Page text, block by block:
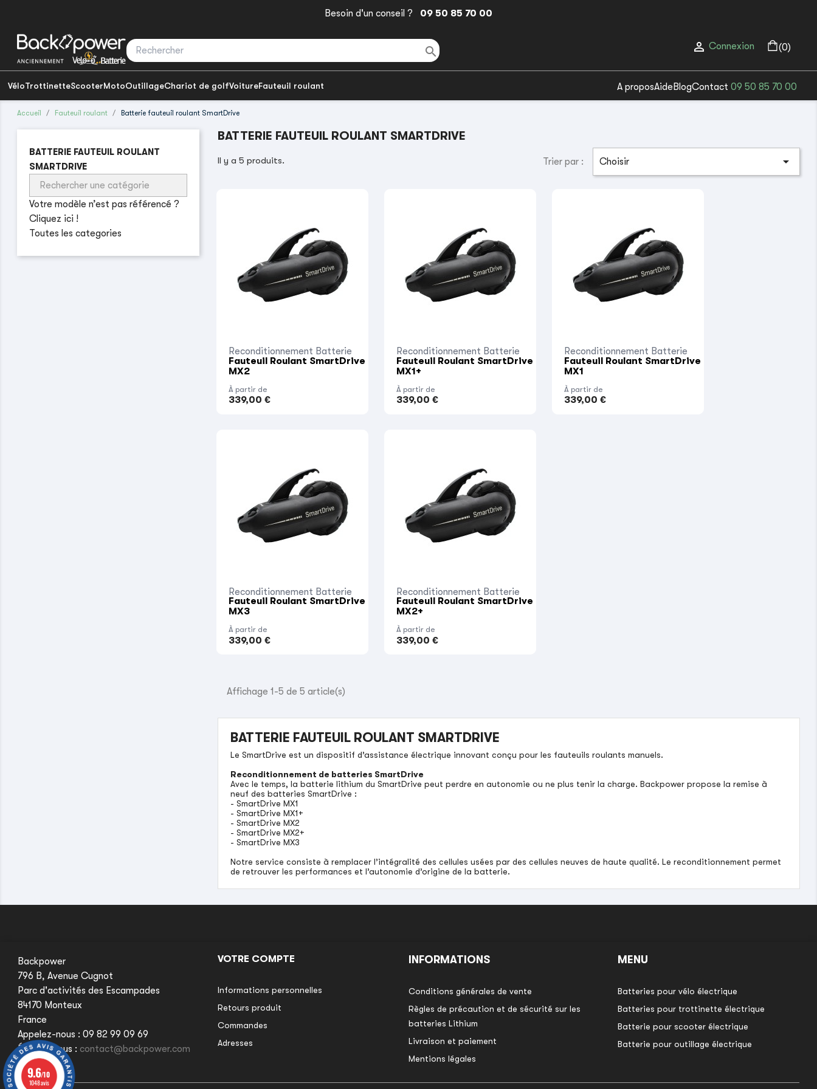
Besoin d'un conseil ? 09 50 85 70 00
  Connexion (0)
VéloTrottinetteScooterMotoOutillageChariot de golfVoitureFauteuil roulant A proposAide BlogContact 09 50 85 70 00
Accueil Fauteuil roulant Batterie fauteuil roulant SmartDrive
BATTERIE FAUTEUIL ROULANT
SMARTDRIVE
Votre modèle n’est pas référencé ?
Cliquez ici !
Toutes les categories
BATTERIE FAUTEUIL ROULANT SMARTDRIVE
Il y a 5 produits. Trier par : Choisir 
Reconditionnement Batterie
Fauteuil Roulant SmartDrive
MX2
À partir de
339,00 €
Reconditionnement Batterie
Fauteuil Roulant SmartDrive
MX1+
À partir de
339,00 €
Reconditionnement Batterie
Fauteuil Roulant SmartDrive
MX1
À partir de
339,00 €
Reconditionnement Batterie
Fauteuil Roulant SmartDrive
MX3
À partir de
339,00 €
Reconditionnement Batterie
Fauteuil Roulant SmartDrive
MX2+
À partir de
339,00 €
Affichage 1-5 de 5 article(s)
BATTERIE FAUTEUIL ROULANT SMARTDRIVE
Le SmartDrive est un dispositif d’assistance électrique innovant conçu pour les fauteuils roulants manuels.
Reconditionnement de batteries SmartDrive
Avec le temps, la batterie lithium du SmartDrive peut perdre en autonomie ou ne plus tenir la charge. Backpower propose la remise à
neuf des batteries SmartDrive :
- SmartDrive MX1
- SmartDrive MX1+
- SmartDrive MX2
- SmartDrive MX2+
- SmartDrive MX3
Notre service consiste à remplacer l’intégralité des cellules usées par des cellules neuves de haute qualité. Le reconditionnement permet
de retrouver les performances et l’autonomie d’origine de la batterie.
Backpower
796 B, Avenue Cugnot
Parc d'activités des Escampades
84170 Monteux
France
Appelez-nous :09 82 99 09 69
Écrivez-nous : contact@backpower.com
VOTRE COMPTE
Informations personnelles
Retours produit
Commandes
Adresses
INFORMATIONS
Conditions générales de vente
Règles de précaution et de sécurité sur les
batteries Lithium
Livraison et paiement
Mentions légales
MENU
Batteries pour vélo électrique
Batteries pour trottinette électrique
Batterie pour scooter électrique
Batterie pour outillage électrique
9.6/10
1048 avis
9.6/10
1048 avis